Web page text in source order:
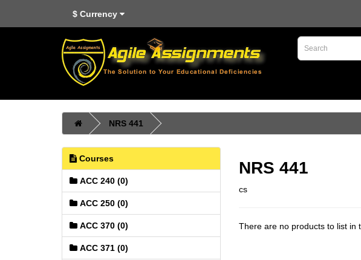
$ Currency
NRS 441
Courses
ACC 240 (0)
ACC 250 (0)
ACC 370 (0)
ACC 371 (0)
NRS 441
cs
There are no products to list in